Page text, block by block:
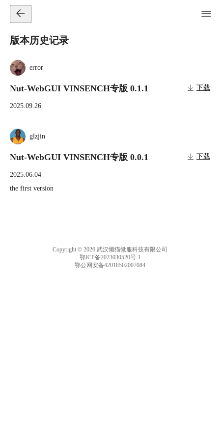
版本历史记录
error
Nut-WebGUI VINSENCH专版 0.1.1 下载
2025.09.26
glzjin
Nut-WebGUI VINSENCH专版 0.0.1 下载
2025.06.04
the first version
Copyright © 2026 武汉懒猫微服科技有限公司
鄂ICP备2023030520号-1
鄂公网安备42018502007084